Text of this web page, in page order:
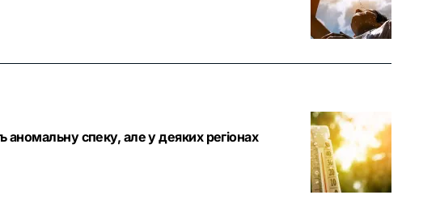
аномальну спеку, але у деяких регіонах